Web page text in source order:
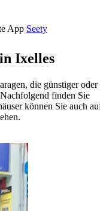
App Seety
Ixelles
die günstiger oder
finden Sie
können Sie auch